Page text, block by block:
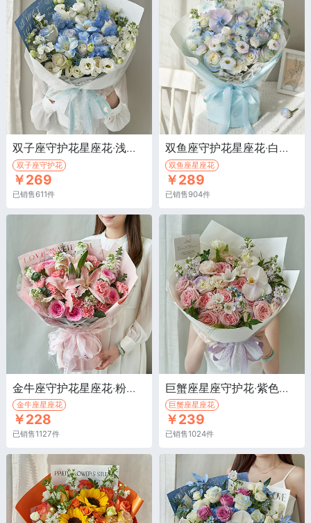
双子座守护花星座花·浅蓝色绣球1枝，骄傲白玫瑰9枝
双子座守护花
￥269
已销售611件
双鱼座守护花星座花·白色骄傲11枝，康乃馨4枝，搭配桔梗、蝴蝶兰等
双鱼座星座花
￥289
已销售904件
金牛座守护花星座花·粉色康乃馨12枝，白色百合喷粉1枝
金牛座星座花
￥228
已销售1127件
巨蟹座星座守护花·紫色紫罗兰8枝，九星叶3枝，白色蝴蝶兰1朵
巨蟹座星座花
￥239
已销售1024件